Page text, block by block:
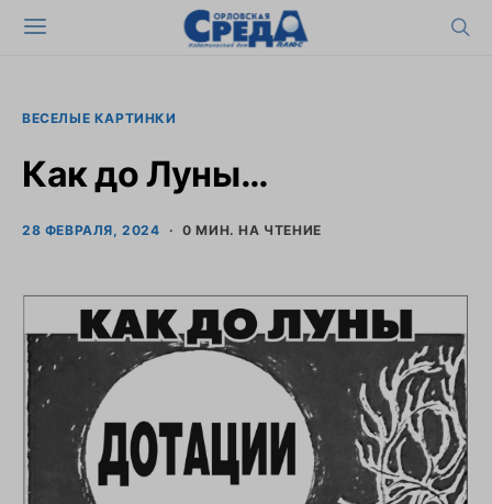
ВЕСЕЛЫЕ КАРТИНКИ
Как до Луны…
28 ФЕВРАЛЯ, 2024 0 МИН. НА ЧТЕНИЕ